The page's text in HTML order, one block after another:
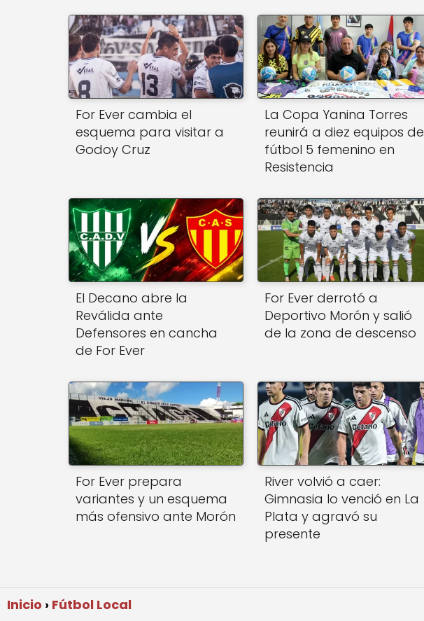
k
For Ever cambia el
esquema para visitar a
Godoy Cruz
La Copa Yanina Torres
reunirá a diez equipos de
fútbol 5 femenino en
Resistencia
El Decano abre la
Reválida ante
Defensores en cancha
de For Ever
For Ever derrotó a
Deportivo Morón y salió
de la zona de descenso
For Ever prepara
variantes y un esquema
más ofensivo ante Morón
River volvió a caer:
Gimnasia lo venció en La
Plata y agravó su
presente
Inicio Fútbol Local